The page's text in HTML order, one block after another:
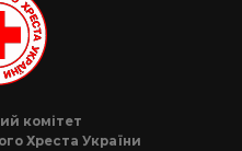
комітет
Хреста України